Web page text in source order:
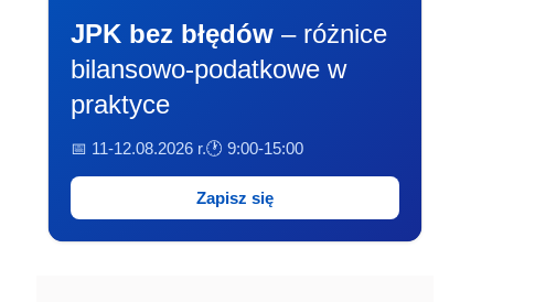
JPK bez błędów – różnice
bilansowo-podatkowe w
praktyce
📅 11-12.08.2026 r.🕐 9:00-15:00
Zapisz się